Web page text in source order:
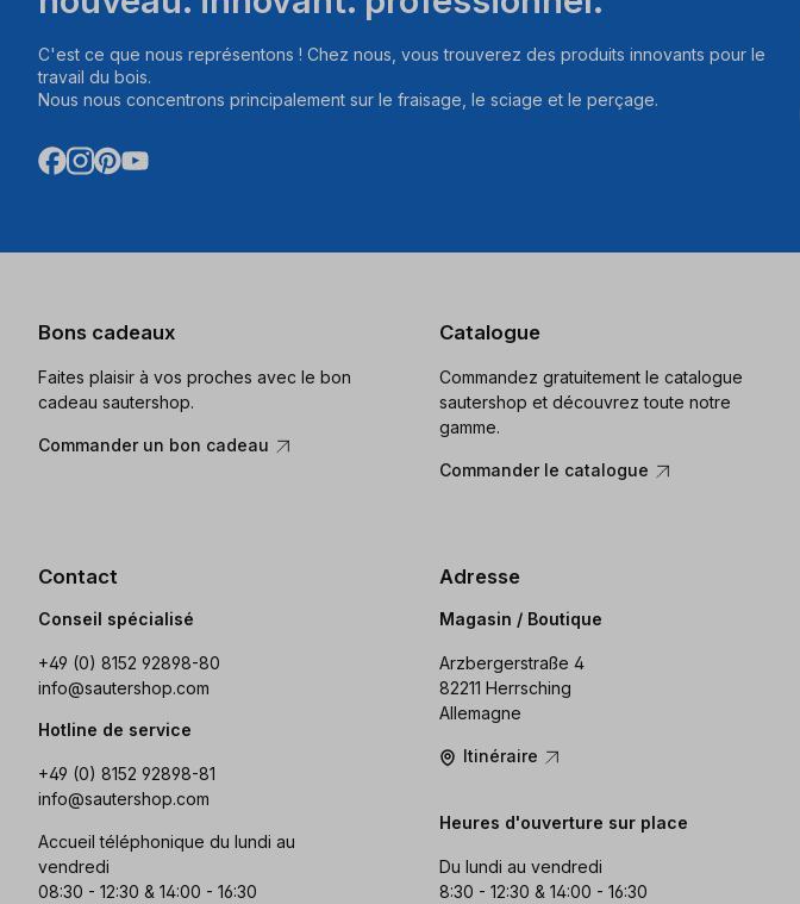
C'est ce que nous représentons ! Chez nous, vous trouverez des produits innovants pour le
travail du bois.
Nous nous concentrons principalement sur le fraisage, le sciage et le perçage.
Bons cadeaux
Faites plaisir à vos proches avec le bon
cadeau sautershop.
Commander un bon cadeau
Catalogue
Commandez gratuitement le catalogue
sautershop et découvrez toute notre
gamme.
Commander le catalogue
Contact
Conseil spécialisé
+49 (0) 8152 92898-80
info@sautershop.com
Hotline de service
+49 (0) 8152 92898-81
info@sautershop.com
Accueil téléphonique du lundi au
vendredi
08:30 - 12:30 & 14:00 - 16:30
Adresse
Magasin / Boutique
Arzbergerstraße 4
82211 Herrsching
Allemagne
Itinéraire
Heures d'ouverture sur place
Du lundi au vendredi
8:30 - 12:30 & 14:00 - 16:30